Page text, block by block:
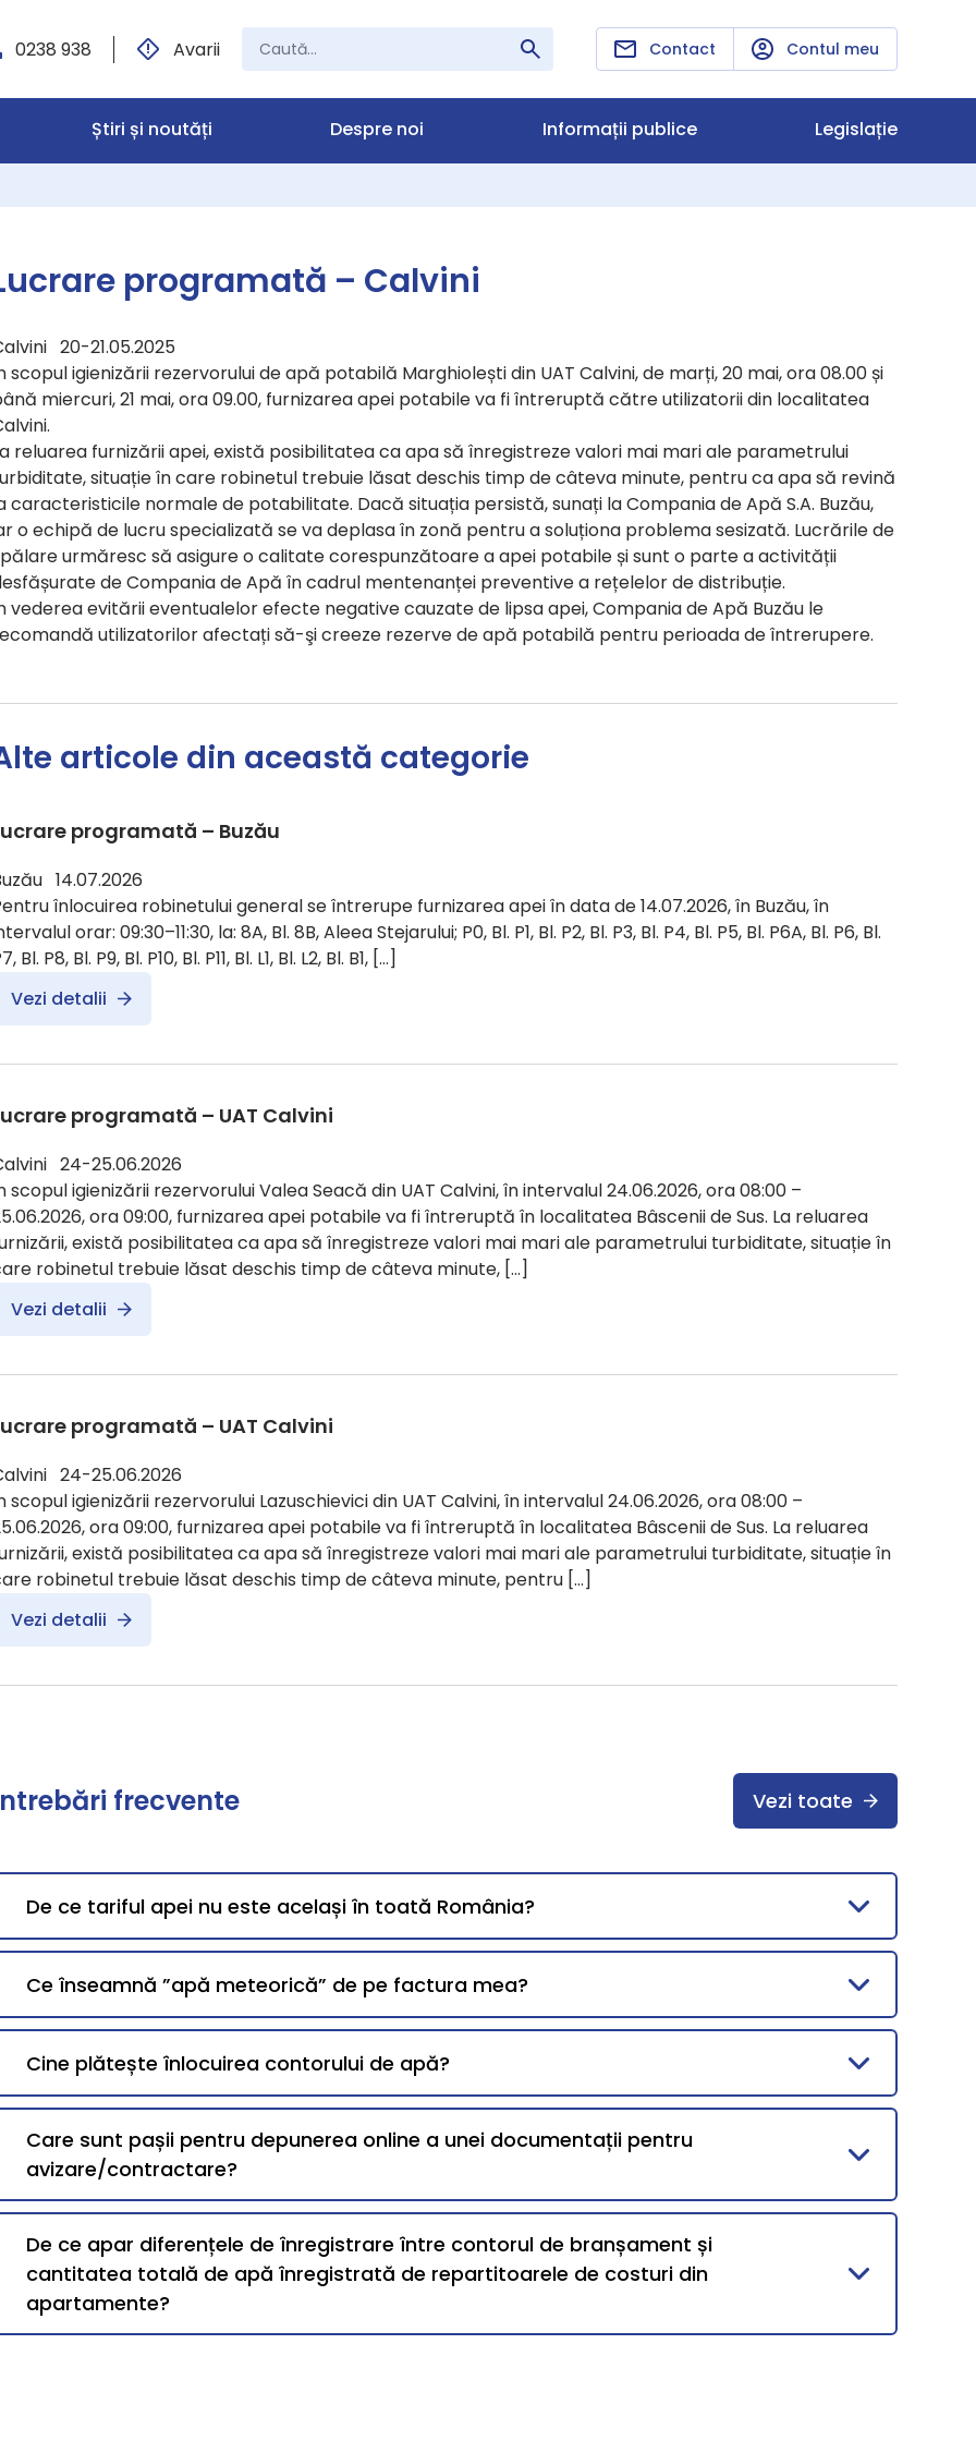
0238 938 Avarii Contact Contul meu
Știri și noutăți Despre noi Informații publice Legislație
programată – Calvini
20-21.05.2025
scopul igienizării rezervorului de apă potabilă Marghiolești din UAT Calvini, de marți, 20 mai, ora 08.00 și
miercuri, 21 mai, ora 09.00, furnizarea apei potabile va fi întreruptă către utilizatorii din localitatea
reluarea furnizării apei, există posibilitatea ca apa să înregistreze valori mai mari ale parametrului
situație în care robinetul trebuie lăsat deschis timp de câteva minute, pentru ca apa să revină
caracteristicile normale de potabilitate. Dacă situația persistă, sunați la Compania de Apă S.A. Buzău,
o echipă de lucru specializată se va deplasa în zonă pentru a soluționa problema sesizată. Lucrările de
urmăresc să asigure o calitate corespunzătoare a apei potabile și sunt o parte a activității
de Compania de Apă în cadrul mentenanței preventive a rețelelor de distribuție.
vederea evitării eventualelor efecte negative cauzate de lipsa apei, Compania de Apă Buzău le
utilizatorilor afectați să-şi creeze rezerve de apă potabilă pentru perioada de întrerupere.
articole din această categorie
programată – Buzău
14.07.2026
înlocuirea robinetului general se întrerupe furnizarea apei în data de 14.07.2026, în Buzău, în
orar: 09:30–11:30, la: 8A, Bl. 8B, Aleea Stejarului; P0, Bl. P1, Bl. P2, Bl. P3, Bl. P4, Bl. P5, Bl. P6A, Bl. P6, Bl.
Bl. P8, Bl. P9, Bl. P10, Bl. P11, Bl. L1, Bl. L2, Bl. B1, […]
Vezi detalii
programată – UAT Calvini
24-25.06.2026
scopul igienizării rezervorului Valea Seacă din UAT Calvini, în intervalul 24.06.2026, ora 08:00 –
ora 09:00, furnizarea apei potabile va fi întreruptă în localitatea Bâscenii de Sus. La reluarea
există posibilitatea ca apa să înregistreze valori mai mari ale parametrului turbiditate, situație în
robinetul trebuie lăsat deschis timp de câteva minute, […]
Vezi detalii
programată – UAT Calvini
24-25.06.2026
scopul igienizării rezervorului Lazuschievici din UAT Calvini, în intervalul 24.06.2026, ora 08:00 –
ora 09:00, furnizarea apei potabile va fi întreruptă în localitatea Bâscenii de Sus. La reluarea
există posibilitatea ca apa să înregistreze valori mai mari ale parametrului turbiditate, situație în
robinetul trebuie lăsat deschis timp de câteva minute, pentru […]
Vezi detalii
frecvente Vezi toate
De ce tariful apei nu este același în toată România?
Ce înseamnă ”apă meteorică” de pe factura mea?
Cine plătește înlocuirea contorului de apă?
Care sunt pașii pentru depunerea online a unei documentații pentru
avizare/contractare?
De ce apar diferențele de înregistrare între contorul de branșament și
cantitatea totală de apă înregistrată de repartitoarele de costuri din
apartamente?